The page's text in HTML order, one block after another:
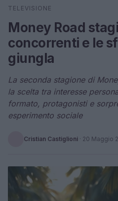
Cerca
TELEVISIONE
Money Road
concorrenti e le
giungla
La seconda stagione di
la scelta tra interesse
formato, protagonisti e
esperimento sociale
Cristian Castiglioni · 20 Maggio